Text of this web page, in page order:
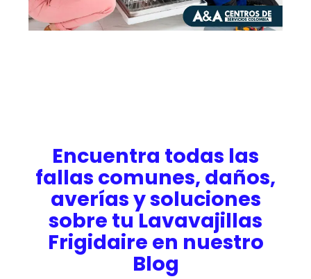
Encuentra todas las
fallas comunes, daños,
averías y soluciones
sobre tu Lavavajillas
Frigidaire en nuestro
Blog